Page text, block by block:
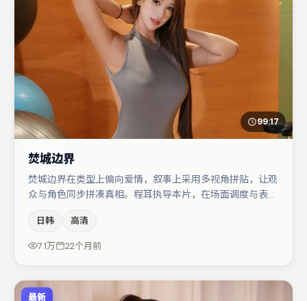
99:17
焚城边界
焚城边界在类型上偏向爱情，叙事上采用多视角拼贴，让观
众与角色同步拼凑真相。程耳执导本片，在场面调度与表演
杨幂、于和伟、黄渤等，角色动机前后呼应，适合喜欢抠台
词与伏笔的观众。节奏紧凑、反转有度，值得列入片单。
日韩 高清
7.1万 22个月前
最新